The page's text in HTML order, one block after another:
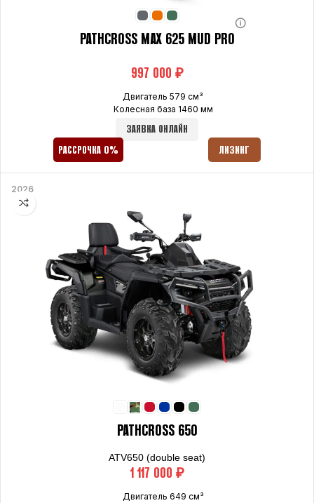
PATHCROSS MAX 625 MUD PRO
₽
Двигатель 579 см³
Колесная база 1460 мм
ЗАЯВКА ОНЛАЙН
РАССРОЧКА 0% ЛИЗИНГ
2026
PATHCROSS 650
ATV650 (double seat)
₽
Двигатель 649 см³